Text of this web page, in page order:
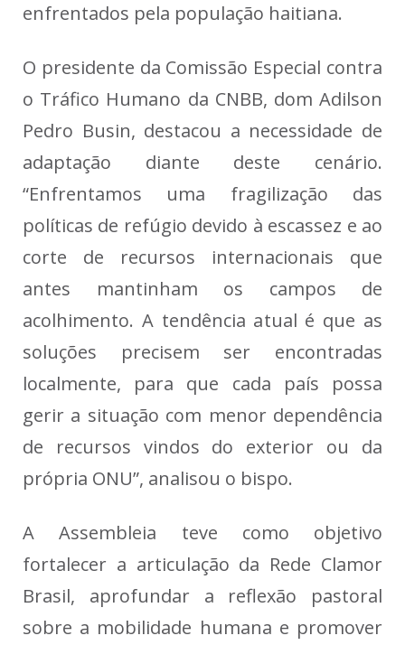
enfrentados pela população haitiana.
O presidente da Comissão Especial contra
o Tráfico Humano da CNBB, dom Adilson
Pedro Busin, destacou a necessidade de
adaptação diante deste cenário.
“Enfrentamos uma fragilização das
políticas de refúgio devido à escassez e ao
corte de recursos internacionais que
antes mantinham os campos de
acolhimento. A tendência atual é que as
soluções precisem ser encontradas
localmente, para que cada país possa
gerir a situação com menor dependência
de recursos vindos do exterior ou da
própria ONU”, analisou o bispo.
A Assembleia teve como objetivo
fortalecer a articulação da Rede Clamor
Brasil, aprofundar a reflexão pastoral
sobre a mobilidade humana e promover